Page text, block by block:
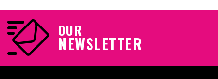
OUR
NEWSLETTER